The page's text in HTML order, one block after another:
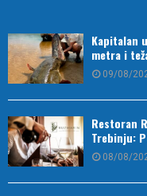
Kapitalan
metra i
09/08/
Restoran
Trebinju:
08/08/